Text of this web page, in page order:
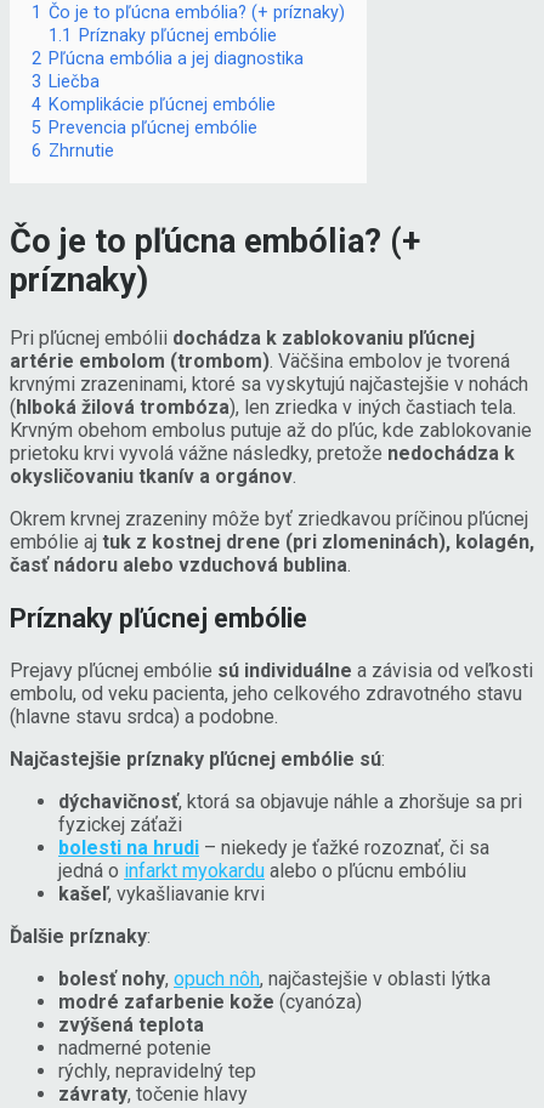
1 Čo je to pľúcna embólia? (+ príznaky)
1.1
Príznaky pľúcnej embólie
2 Pľúcna embólia a jej diagnostika
3 Liečba
4 Komplikácie pľúcnej embólie
5 Prevencia pľúcnej embólie
6 Zhrnutie
Čo je to pľúcna embólia? (+
príznaky)
Pri pľúcnej embólii dochádza k zablokovaniu pľúcnej
artérie embolom (trombom). Väčšina embolov je tvorená
krvnými zrazeninami, ktoré sa vyskytujú najčastejšie v nohách
( hlboká žilová trombóza), len zriedka v iných častiach tela.
Krvným obehom embolus putuje až do pľúc, kde zablokovanie
prietoku krvi vyvolá vážne následky, pretože nedochádza k
okysličovaniu tkanív a orgánov.
Okrem krvnej zrazeniny môže byť zriedkavou príčinou pľúcnej
embólie aj tuk z kostnej drene (pri zlomeninách), kolagén,
časť nádoru alebo vzduchová bublina.
Príznaky pľúcnej embólie
Prejavy pľúcnej embólie sú individuálne a závisia od veľkosti
embolu, od veku pacienta, jeho celkového zdravotného stavu
(hlavne stavu srdca) a podobne.
Najčastejšie príznaky pľúcnej embólie sú:
dýchavičnosť, ktorá sa objavuje náhle a zhoršuje sa pri
fyzickej záťaži
bolesti na hrudi – niekedy je ťažké rozoznať, či sa
jedná o infarkt myokardu alebo o pľúcnu embóliu
kašeľ, vykašliavanie krvi
Ďalšie príznaky:
bolesť nohy, opuch nôh, najčastejšie v oblasti lýtka
modré zafarbenie kože (cyanóza)
zvýšená teplota
nadmerné potenie
rýchly, nepravidelný tep
závraty, točenie hlavy